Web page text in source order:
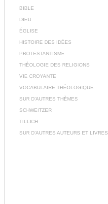
BIBLE
DIEU
ÉGLISE
HISTOIRE DES IDÉES
PROTESTANTISME
THÉOLOGIE DES RELIGIONS
VIE CROYANTE
VOCABULAIRE THÉOLOGIQUE
SUR D’AUTRES THÈMES
SCHWEITZER
TILLICH
SUR D’AUTRES AUTEURS ET LIVRES